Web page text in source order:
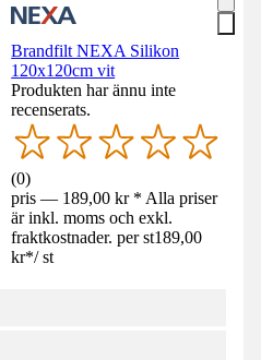
Brandfilt NEXA Silikon
120x120cm vit
Produkten har ännu inte
recenserats.
(0)
pris — 189,00 kr * Alla priser
är inkl. moms och exkl.
fraktkostnader. per st189,00
kr*/ st